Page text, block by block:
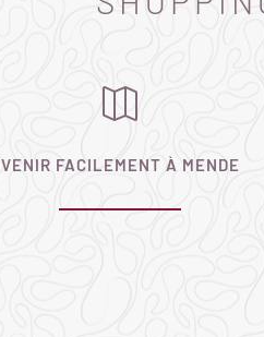

VENIR FACILEMENT À MENDE